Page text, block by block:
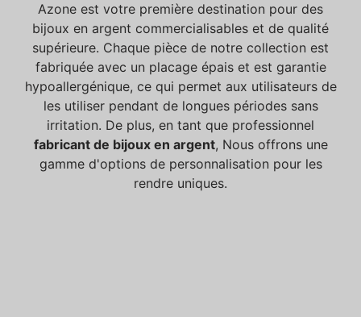
Azone est votre première destination pour des
bijoux en argent commercialisables et de qualité
supérieure. Chaque pièce de notre collection est
fabriquée avec un placage épais et est garantie
hypoallergénique, ce qui permet aux utilisateurs de
les utiliser pendant de longues périodes sans
irritation. De plus, en tant que professionnel
fabricant de bijoux en argent, Nous offrons une
gamme d'options de personnalisation pour les
rendre uniques.